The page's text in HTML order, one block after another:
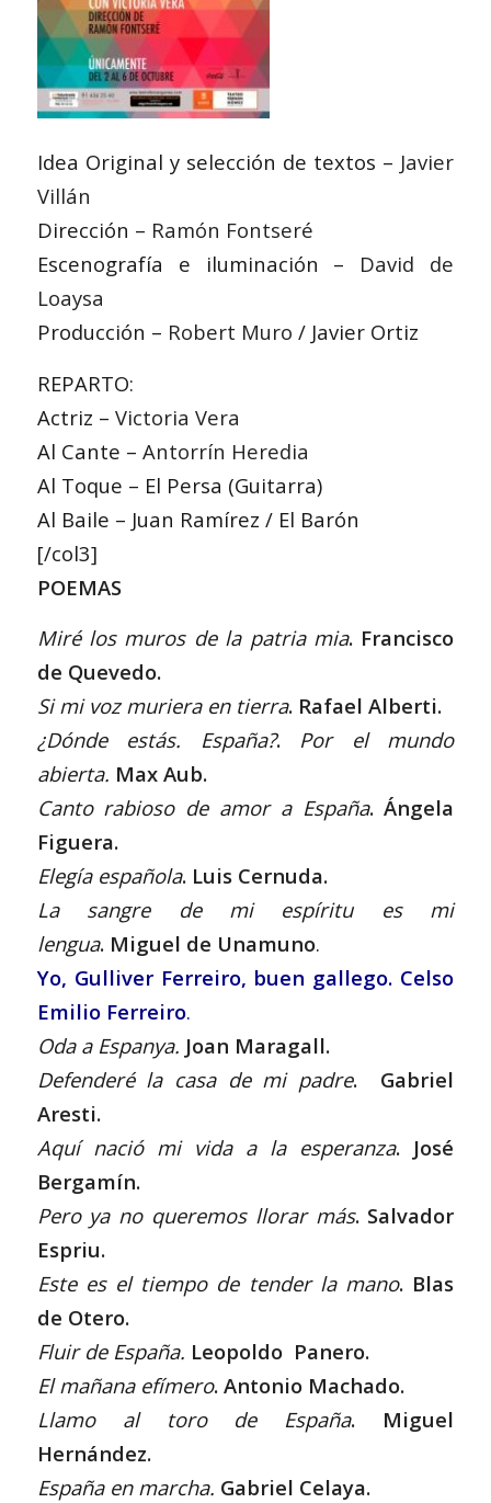
Idea Original y selección de textos – Javier
Villán
Dirección – Ramón Fontseré
Escenografía e iluminación – David de
Loaysa
Producción – Robert Muro / Javier Ortiz
REPARTO:
Actriz – Victoria Vera
Al Cante – Antorrín Heredia
Al Toque – El Persa (Guitarra)
Al Baile – Juan Ramírez / El Barón
[/col3]
POEMAS
Miré los muros de la patria mia. Francisco
de Quevedo.
Si mi voz muriera en tierra. Rafael Alberti.
¿Dónde estás. España?. Por el mundo
abierta. Max Aub.
Canto rabioso de amor a España. Ángela
Figuera.
Elegía española. Luis Cernuda.
La sangre de mi espíritu es mi
lengua. Miguel de Unamuno.
Yo, Gulliver Ferreiro, buen gallego. Celso
Emilio Ferreiro.
Oda a Espanya. Joan Maragall.
Defenderé la casa de mi padre. Gabriel
Aresti.
Aquí nació mi vida a la esperanza. José
Bergamín.
Pero ya no queremos llorar más. Salvador
Espriu.
Este es el tiempo de tender la mano. Blas
de Otero.
Fluir de España. Leopoldo Panero.
El mañana efímero. Antonio Machado.
Llamo al toro de España. Miguel
Hernández.
España en marcha. Gabriel Celaya.